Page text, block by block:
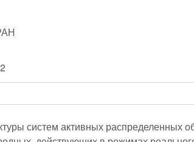
систем активных распределенных